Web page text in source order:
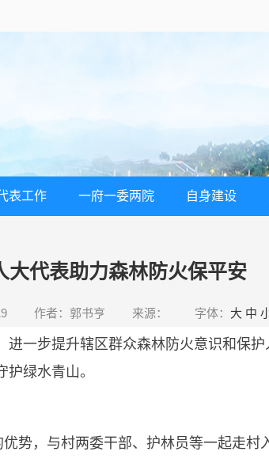
表工作 一府一委两院 自身建设
大代表助力森林防火保平安
作者：郭书亨 来源： 字体： 大 中
步提升辖区群众森林防火意识和保护
绿水青山。
，与村两委干部、护林员等一起走村